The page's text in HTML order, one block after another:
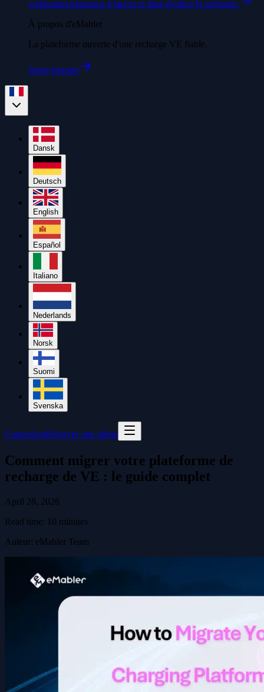
webinairesApprenez à lancer et faire évoluer la recharge.
À propos d'eMabler
La plateforme ouverte d'une recharge VE fiable.
Notre histoire
Dansk
Deutsch
English
Español
Italiano
Nederlands
Norsk
Suomi
Svenska
ConnexionRéserver une démo
Comment migrer votre plateforme de
recharge de VE : le guide complet
April 28, 2026
Read time: 10 minutes
Auteur: eMabler Team